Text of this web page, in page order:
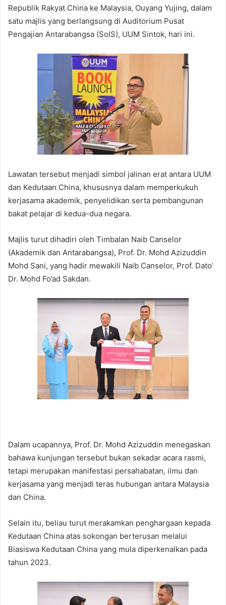
Republik Rakyat China ke Malaysia, Ouyang Yujing, dalam
satu majlis yang berlangsung di Auditorium Pusat
Pengajian Antarabangsa (SoIS), UUM Sintok, hari ini.
Lawatan tersebut menjadi simbol jalinan erat antara UUM
dan Kedutaan China, khususnya dalam memperkukuh
kerjasama akademik, penyelidikan serta pembangunan
bakat pelajar di kedua-dua negara.
Majlis turut dihadiri oleh Timbalan Naib Canselor
(Akademik dan Antarabangsa), Prof. Dr. Mohd Azizuddin
Mohd Sani, yang hadir mewakili Naib Canselor, Prof. Dato’
Dr. Mohd Fo’ad Sakdan.
Dalam ucapannya, Prof. Dr. Mohd Azizuddin menegaskan
bahawa kunjungan tersebut bukan sekadar acara rasmi,
tetapi merupakan manifestasi persahabatan, ilmu dan
kerjasama yang menjadi teras hubungan antara Malaysia
dan China.
Selain itu, beliau turut merakamkan penghargaan kepada
Kedutaan China atas sokongan berterusan melalui
Biasiswa Kedutaan China yang mula diperkenalkan pada
tahun 2023.